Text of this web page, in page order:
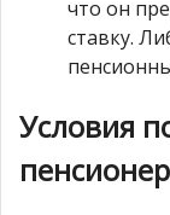
что он
ставку.
Условия